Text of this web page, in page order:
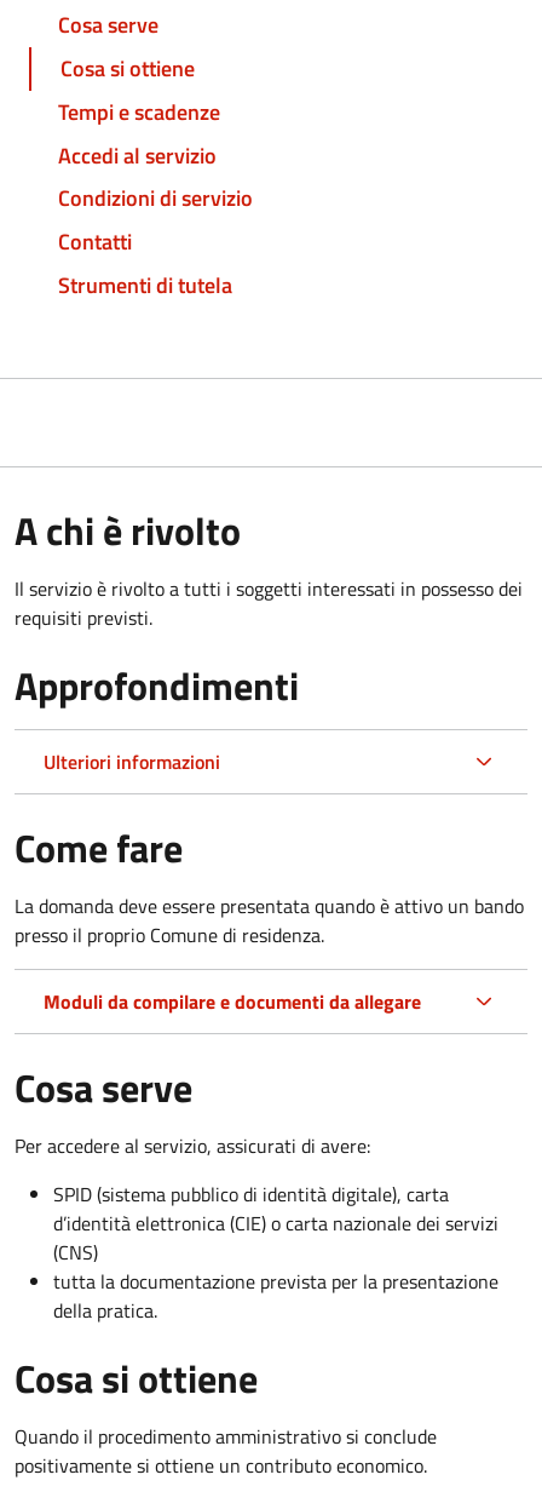
Cosa serve
Cosa si ottiene
Tempi e scadenze
Accedi al servizio
Condizioni di servizio
Contatti
Strumenti di tutela
A chi è rivolto
Il servizio è rivolto a tutti i soggetti interessati in possesso dei
requisiti previsti.
Approfondimenti
Ulteriori informazioni
Come fare
La domanda deve essere presentata quando è attivo un bando
presso il proprio Comune di residenza.
Moduli da compilare e documenti da allegare
Cosa serve
Per accedere al servizio, assicurati di avere:
SPID (sistema pubblico di identità digitale), carta
d’identità elettronica (CIE) o carta nazionale dei servizi
(CNS)
tutta la documentazione prevista per la presentazione
della pratica.
Cosa si ottiene
Quando il procedimento amministrativo si conclude
positivamente si ottiene un contributo economico.